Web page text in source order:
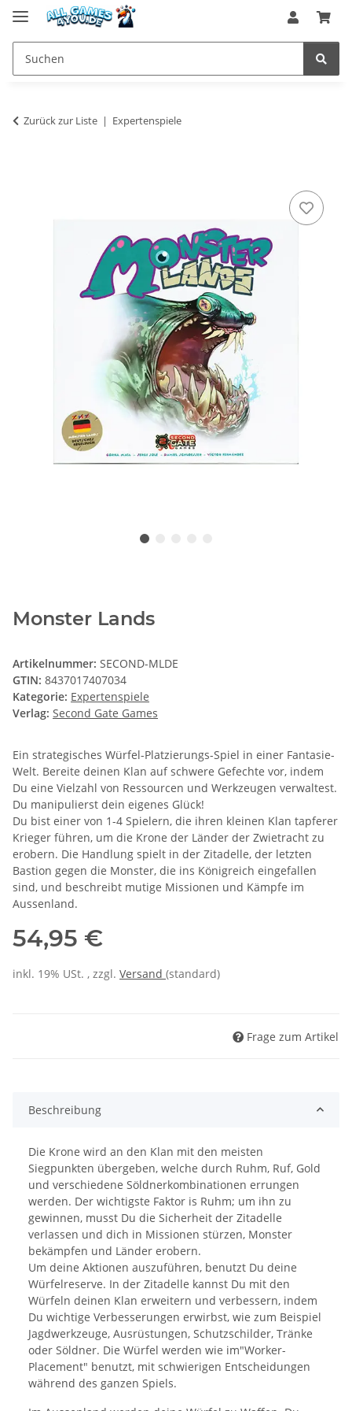
Zurück zur Liste Expertenspiele
Monster Lands
Artikelnummer: SECOND-MLDE
GTIN: 8437017407034
Kategorie: Expertenspiele
Verlag: Second Gate Games
Ein strategisches Würfel-Platzierungs-Spiel in einer Fantasie-
Welt. Bereite deinen Klan auf schwere Gefechte vor, indem
Du eine Vielzahl von Ressourcen und Werkzeugen verwaltest.
Du manipulierst dein eigenes Glück!
Du bist einer von 1-4 Spielern, die ihren kleinen Klan tapferer
Krieger führen, um die Krone der Länder der Zwietracht zu
erobern. Die Handlung spielt in der Zitadelle, der letzten
Bastion gegen die Monster, die ins Königreich eingefallen
sind, und beschreibt mutige Missionen und Kämpfe im
Aussenland.
54,95 €
inkl. 19% USt. , zzgl. Versand (standard)
Frage zum Artikel
Beschreibung
Die Krone wird an den Klan mit den meisten
Siegpunkten übergeben, welche durch Ruhm, Ruf, Gold
und verschiedene Söldnerkombinationen errungen
werden. Der wichtigste Faktor is Ruhm; um ihn zu
gewinnen, musst Du die Sicherheit der Zitadelle
verlassen und dich in Missionen stürzen, Monster
bekämpfen und Länder erobern.
Um deine Aktionen auszuführen, benutzt Du deine
Würfelreserve. In der Zitadelle kannst Du mit den
Würfeln deinen Klan erweitern und verbessern, indem
Du wichtige Verbesserungen erwirbst, wie zum Beispiel
Jagdwerkzeuge, Ausrüstungen, Schutzschilder, Tränke
oder Söldner. Die Würfel werden wie im"Worker-
Placement" benutzt, mit schwierigen Entscheidungen
während des ganzen Spiels.